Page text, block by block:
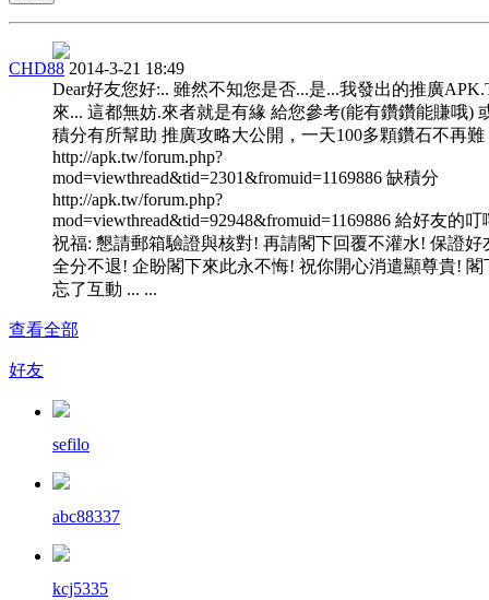
CHD88 2014-3-21 18:49
Dear好友您好:.. 雖然不知您是否...是...我發出的推廣
來... 這都無妨.來者就是有緣 給您參考(能有鑽鑽能賺哦)
積分有所幫助 推廣攻略大公開，一天100多顆鑽石不再難
http://apk.tw/forum.php?
mod=viewthread&tid=2301&fromuid=1169886 缺積分
http://apk.tw/forum.php?
mod=viewthread&tid=92948&fromuid=1169886 給好友的叮
祝福: 懇請郵箱驗證與核對! 再請閣下回覆不灌水! 保證好
全分不退! 企盼閣下來此永不悔! 祝你開心消遣顯尊貴! 閣
忘了互動 ... ...
查看全部
好友
sefilo
abc88337
kcj5335